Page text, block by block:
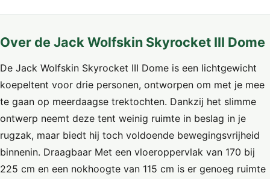
Over de Jack Wolfskin Skyrocket III Dome
De Jack Wolfskin Skyrocket III Dome is een lichtgewicht
koepeltent voor drie personen, ontworpen om met je mee
te gaan op meerdaagse trektochten. Dankzij het slimme
ontwerp neemt deze tent weinig ruimte in beslag in je
rugzak, maar biedt hij toch voldoende bewegingsvrijheid
binnenin. Draagbaar Met een vloeroppervlak van 170 bij
225 cm en een nokhoogte van 115 cm is er genoeg ruimte